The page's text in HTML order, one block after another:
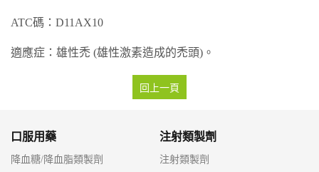
ATC碼：D11AX10
適應症：雄性禿 (雄性激素造成的禿頭)。
回上一頁
口服用藥
降血糖/降血脂類製劑
注射類製劑
注射類製劑